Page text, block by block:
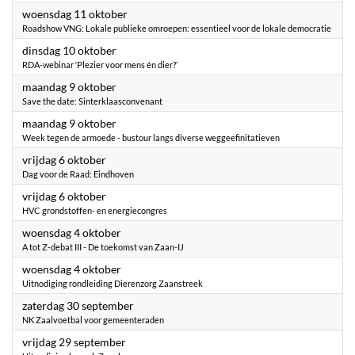
woensdag 11 oktober2023
Roadshow VNG: Lokale publieke omroepen: essentieel voor de lokale democratie
dinsdag 10 oktober2023
RDA-webinar ‘Plezier voor mens én dier?’
maandag 9 oktober2023
Save the date: Sinterklaasconvenant
maandag 9 oktober2023
Week tegen de armoede - bustour langs diverse weggeefinitatieven
vrijdag 6 oktober2023
Dag voor de Raad: Eindhoven
vrijdag 6 oktober2023
HVC grondstoffen- en energiecongres
woensdag 4 oktober2023
A tot Z-debat III - De toekomst van Zaan-IJ
woensdag 4 oktober2023
Uitnodiging rondleiding Dierenzorg Zaanstreek
zaterdag 30 september2023
NK Zaalvoetbal voor gemeenteraden
vrijdag 29 september2023